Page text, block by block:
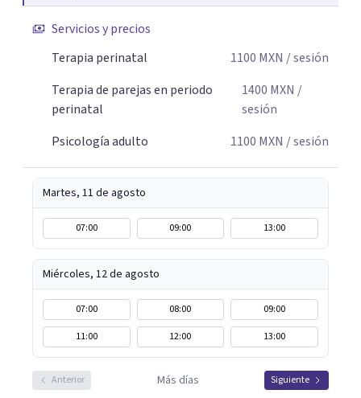
Servicios y precios
Terapia perinatal
1100 MXN / sesión
Terapia de parejas en periodo
perinatal
1400 MXN /
sesión
Psicología adulto
1100 MXN / sesión
Martes, 11 de agosto
07:00 09:00 13:00
Miércoles, 12 de agosto
07:00 08:00
09:00
11:00
12:00 13:00
Anterior Más días Siguiente